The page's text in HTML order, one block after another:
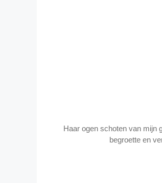
Haar ogen schoten van mijn
begroette en